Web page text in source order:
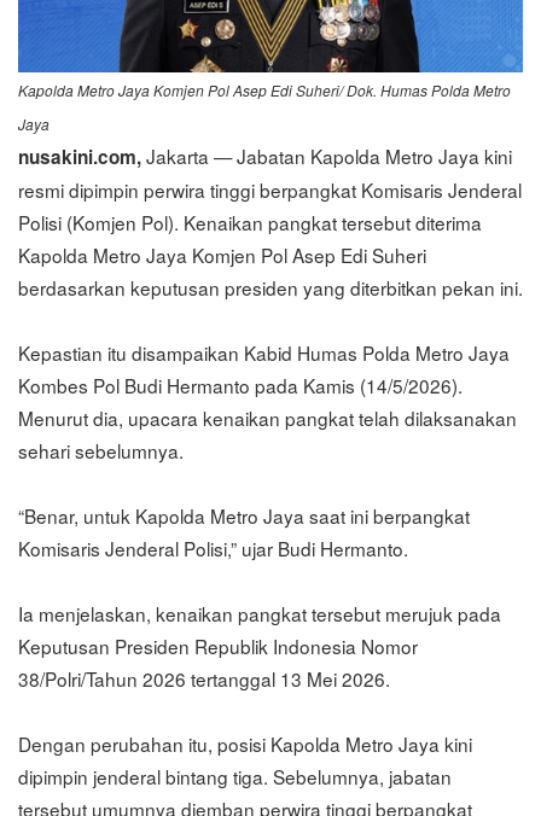
Kapolda Metro Jaya Komjen Pol Asep Edi Suheri/ Dok. Humas Polda Metro
Jaya
nusakini.com,Jakarta — Jabatan Kapolda Metro Jaya kini
resmi dipimpin perwira tinggi berpangkat Komisaris Jenderal
Polisi (Komjen Pol). Kenaikan pangkat tersebut diterima
Kapolda Metro Jaya Komjen Pol Asep Edi Suheri
berdasarkan keputusan presiden yang diterbitkan pekan ini.
Kepastian itu disampaikan Kabid Humas Polda Metro Jaya
Kombes Pol Budi Hermanto pada Kamis (14/5/2026).
Menurut dia, upacara kenaikan pangkat telah dilaksanakan
sehari sebelumnya.
“Benar, untuk Kapolda Metro Jaya saat ini berpangkat
Komisaris Jenderal Polisi,” ujar Budi Hermanto.
Ia menjelaskan, kenaikan pangkat tersebut merujuk pada
Keputusan Presiden Republik Indonesia Nomor
38/Polri/Tahun 2026 tertanggal 13 Mei 2026.
Dengan perubahan itu, posisi Kapolda Metro Jaya kini
dipimpin jenderal bintang tiga. Sebelumnya, jabatan
tersebut umumnya diemban perwira tinggi berpangkat